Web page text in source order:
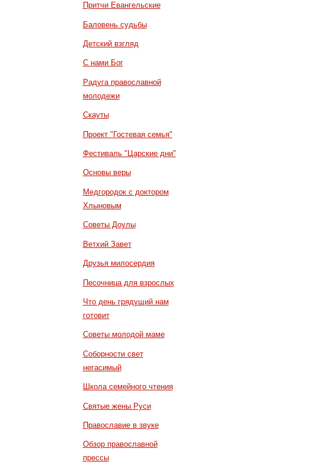
Притчи Евангельские
Баловень судьбы
Детский взгляд
С нами Бог
Радуга православной
молодежи
Скауты
Проект "Гостевая семья"
Фестиваль "Царские дни"
Основы веры
Медгородок с доктором
Хлыновым
Советы Доулы
Ветхий Завет
Друзья милосердия
Песочница для взрослых
Что день грядущий нам
готовит
Советы молодой маме
Соборности свет
негасимый
Школа семейного чтения
Святые жены Руси
Православие в звуке
Обзор православной
прессы